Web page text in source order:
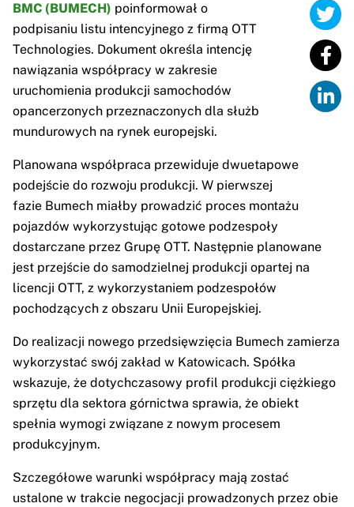
BMC (BUMECH) poinformował o
podpisaniu listu intencyjnego z firmą OTT
Technologies. Dokument określa intencję
nawiązania współpracy w zakresie
uruchomienia produkcji samochodów
opancerzonych przeznaczonych dla służb
mundurowych na rynek europejski.
Planowana współpraca przewiduje dwuetapowe
podejście do rozwoju produkcji. W pierwszej
fazie Bumech miałby prowadzić proces montażu
pojazdów wykorzystując gotowe podzespoły
dostarczane przez Grupę OTT. Następnie planowane
jest przejście do samodzielnej produkcji opartej na
licencji OTT, z wykorzystaniem podzespołów
pochodzących z obszaru Unii Europejskiej.
Do realizacji nowego przedsięwzięcia Bumech zamierza
wykorzystać swój zakład w Katowicach. Spółka
wskazuje, że dotychczasowy profil produkcji ciężkiego
sprzętu dla sektora górnictwa sprawia, że obiekt
spełnia wymogi związane z nowym procesem
produkcyjnym.
Szczegółowe warunki współpracy mają zostać
ustalone w trakcie negocjacji prowadzonych przez obie